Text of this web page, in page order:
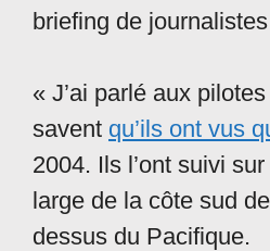
briefing de
« J’ai parlé aux
savent qu’ils ont vus
2004. Ils l’ont suivi
large de la côte sud
dessus du Pacifique.